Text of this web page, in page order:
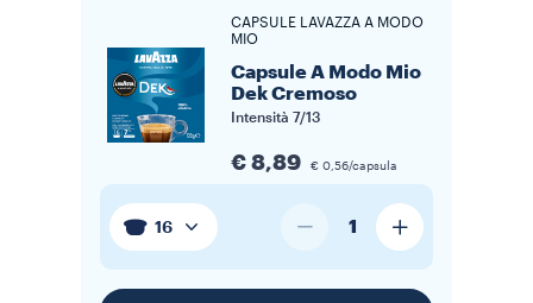
CAPSULE LAVAZZA A MODO
MIO
Capsule A Modo Mio
Dek Cremoso
Intensità 7/13
€ 8,89 € 0,56/capsula
16 1